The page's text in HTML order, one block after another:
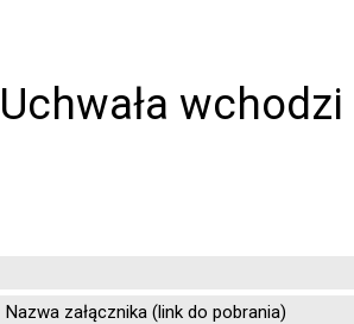
Uchwała
Nazwa załącznika (link do pobrania)